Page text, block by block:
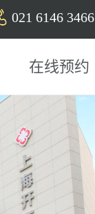
021 6146 3466
在线预约